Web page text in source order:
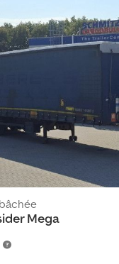
complets et des services
conseiller
Mega